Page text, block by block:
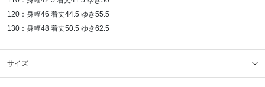
120：身幅46 着丈44.5 ゆき55.5
130：身幅48 着丈50.5 ゆき62.5
サイズ